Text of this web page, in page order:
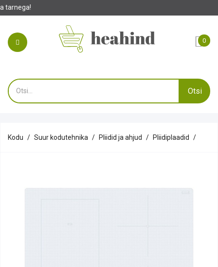
0
Otsi
Kodu Suur kodutehnika Pliidid ja ahjud Pliidiplaadid